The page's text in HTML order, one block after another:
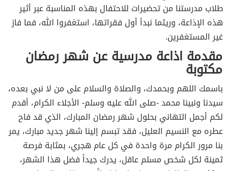
طلاب مدرستنا من تحضيرات للاحتفال بهذه المناسبة عبر أثير
هذه الإذاعة، وريثما نبدأ أول فقراتها، استغفروا الله، فما فاز
غير المستغفرين.
مقدمة اذاعة مدرسية عن شهر رمضان
مكتوبة
باسمك اللهم وبحمدك، والصلاة والسلام على من لا نبي بعده،
سيدنا ونبينا محمد -صلى الله عليه وسلم- الأجلاء الكرام، أقدم
لكم أجمل التهاني بحلول شهر رمضان المبارك، الذي قد فاح
عطره مع النسيم العليل، فقد تبسم إلينا شهر جديد مبارك، يمر
بنا مرور الكرام مرة واحدة في كل عام هجري، بمثابة فرصة
ثمينة لكل شخص مسلم عاقل، يدرك جيداً فضل هذا الشهر،